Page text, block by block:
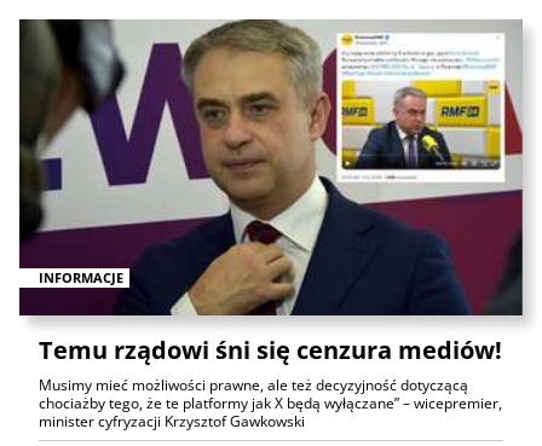
INFORMACJE
Temu rządowi śni się cenzura mediów!
Musimy mieć możliwości prawne, ale też decyzyjność dotyczącą
chociażby tego, że te platformy jak X będą wyłączane” – wicepremier,
minister cyfryzacji Krzysztof Gawkowski